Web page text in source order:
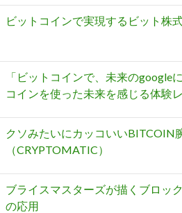
ビットコインで実現するビット株
「ビットコインで、未来のgoogle
コインを使った未来を感じる体験
クソみたいにカッコいいBITCOIN
（CRYPTOMATIC）
ブライスマスターズが描くブロッ
の応用